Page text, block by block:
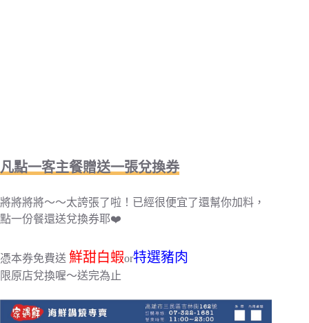
凡點一客主餐贈送一張兌換券
將將將將～～太誇張了啦！已經很便宜了還幫你加料，
點一份餐還送兌換券耶❤️
憑本券免費送 鮮甜白蝦or特選豬肉
限原店兌換喔～送完為止